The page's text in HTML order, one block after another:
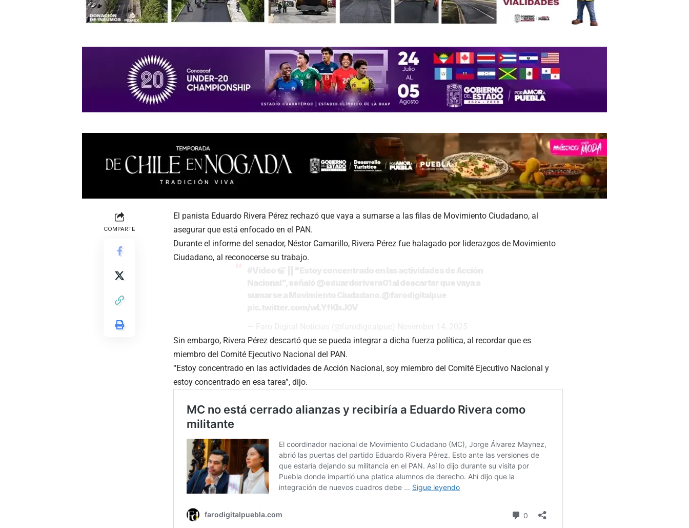
COMPARTE
El panista Eduardo Rivera Pérez rechazó que vaya a sumarse a las filas de Movimiento Ciudadano, al
asegurar que está enfocado en el PAN.
Durante el informe del senador, Néstor Camarillo, Rivera Pérez fue halagado por liderazgos de Movimiento
Ciudadano, al reconocerse su trabajo.
Sin embargo, Rivera Pérez descartó que se pueda integrar a dicha fuerza política, al recordar que es
miembro del Comité Ejecutivo Nacional del PAN.
“Estoy concentrado en las actividades de Acción Nacional, soy miembro del Comité Ejecutivo Nacional y
estoy concentrado en esa tarea”, dijo.